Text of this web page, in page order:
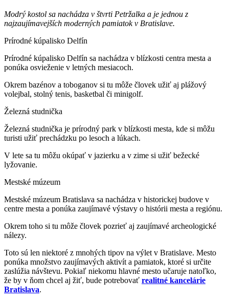
Modrý kostol sa nachádza v štvrti Petržalka a je jednou z
najzaujímavejších moderných pamiatok v Bratislave.
Prírodné kúpalisko Delfín
Prírodné kúpalisko Delfín sa nachádza v blízkosti centra mesta a
ponúka osvieženie v letných mesiacoch.
Okrem bazénov a toboganov si tu môže človek užiť aj plážový
volejbal, stolný tenis, basketbal či minigolf.
Železná studnička
Železná studnička je prírodný park v blízkosti mesta, kde si môžu
turisti užiť prechádzku po lesoch a lúkach.
V lete sa tu môžu okúpať v jazierku a v zime si užiť bežecké
lyžovanie.
Mestské múzeum
Mestské múzeum Bratislava sa nachádza v historickej budove v
centre mesta a ponúka zaujímavé výstavy o histórii mesta a regiónu.
Okrem toho si tu môže človek pozrieť aj zaujímavé archeologické
nálezy.
Toto sú len niektoré z mnohých tipov na výlet v Bratislave. Mesto
ponúka množstvo zaujímavých aktivít a pamiatok, ktoré si určite
zaslúžia návštevu. Pokiaľ niekomu hlavné mesto učaruje natoľko,
že by v ňom chcel aj žiť, bude potrebovať realitné kancelárie
Bratislava.